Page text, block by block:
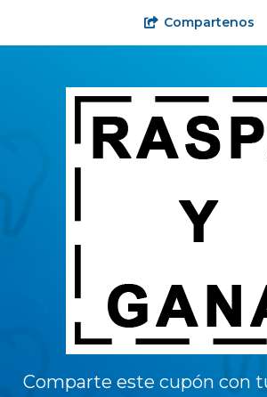
Compartenos
Comparte este cupón con